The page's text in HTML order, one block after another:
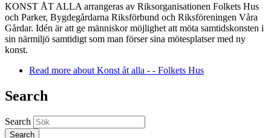
KONST ÅT ALLA arrangeras av Riksorganisationen Folkets Hus
och Parker, Bygdegårdarna Riksförbund och Riksföreningen Våra
Gårdar. Idén är att ge människor möjlighet att möta samtidskonsten i
sin närmiljö samtidigt som man förser sina mötesplatser med ny
konst.
Read more about Konst åt alla - - Folkets Hus
Search
Search